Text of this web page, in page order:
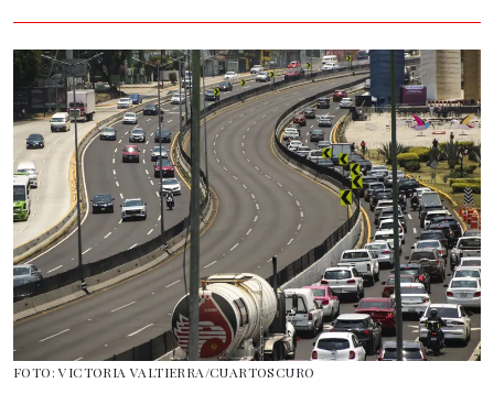
FOTO: VICTORIA VALTIERRA/CUARTOSCURO